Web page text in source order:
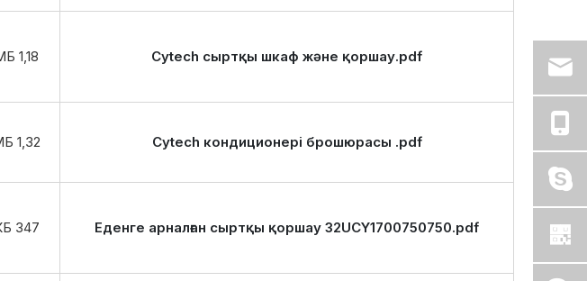
Cytech сыртқы шкаф және қоршау.pdf
1,18 МБ
Cytech кондиционері брошюрасы .pdf
1,32 МБ
Еденге арналған сыртқы қоршау 32UCY1700750750.pdf
347 КБ